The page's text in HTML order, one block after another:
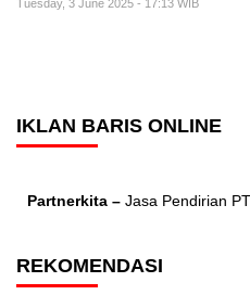
Tuesday, 3 June 2025 - 17:13 WIB
IKLAN BARIS ONLINE
Partnerkita – Jasa Pendirian
REKOMENDASI